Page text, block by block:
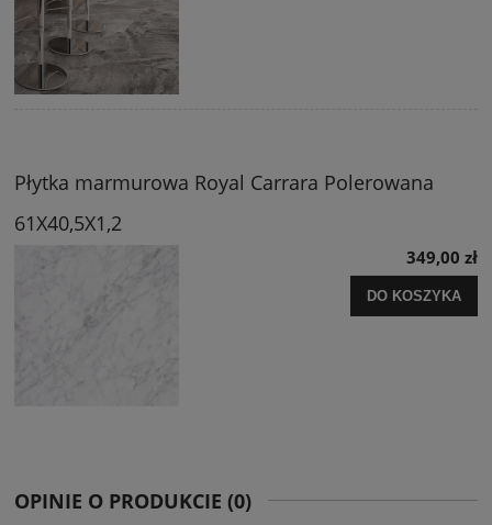
Płytka marmurowa Royal Carrara Polerowana
61X40,5X1,2
349,00 zł
DO KOSZYKA
OPINIE O PRODUKCIE (0)